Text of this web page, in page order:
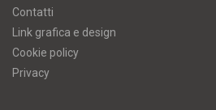
Contatti
Link grafica e design
Cookie policy
Privacy